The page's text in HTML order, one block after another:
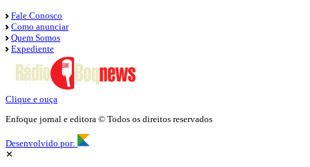
Fale Conosco
Como anunciar
Quem Somos
Expediente
Clique e ouça
Enfoque jornal e editora © Todos os direitos reservados
Desenvolvido por:
✕